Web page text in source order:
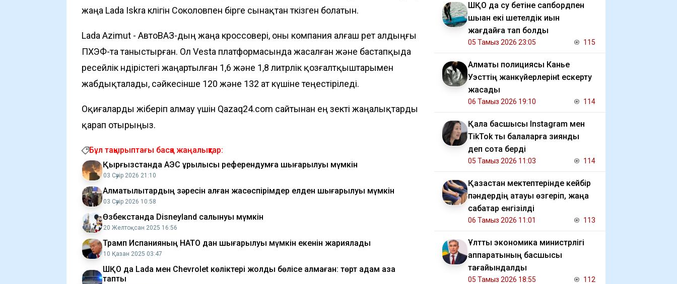
жаңа Lada Iskra көлігін Соколовпен бірге сынақтан өткізген болатын.
Lada Azimut - АвтоВАЗ-дың жаңа кроссовері, оны компания алғаш рет алдыңғы
ПХЭФ-та таныстырған. Ол Vesta платформасында жасалған және бастапқыда
ресейлік өндірістегі жаңартылған 1,6 және 1,8 литрлік қозғалтқыштарымен
жабдықталады, сәйкесінше 120 және 132 ат күшіне теңестіріледі.
Оқиғаларды жіберіп алмау үшін Qazaq24.com сайтынан ең өзекті жаңалықтарды
қарап отырыңыз.
Бұл тақырыптағы басқа жаңалықтар:
Қырғызстанда АЭС құрылысы референдумға шығарылуы мүмкін
03 Сәуір 2026 21:10
Алматылықтардың зәресін алған жасөспірімдер елден шығарылуы мүмкін
03 Сәуір 2026 10:58
Өзбекстанда Disneyland салынуы мүмкін
20 Желтоқсан 2025 16:56
Трамп Испанияның НАТО дан шығарылуы мүмкін екенін жариялады
10 Қазан 2025 03:47
ШҚО да Lada мен Chevrolet көліктері жолды бөлісе алмаған: төрт адам қаза
тапты
ШҚО да су бетіне сапбордпен
шыққан екі шетелдік қиын
жағдайға тап болды
05 Тамыз 2026 23:05 115
Алматы полициясы Канье
Уэсттің жанкүйерлерінt ескерту
жасады
06 Тамыз 2026 19:10 114
Қала басшысы Instagram мен
TikTok ты балаларға зиянды
деп сотқа берді
05 Тамыз 2026 11:03 114
Қазақстан мектептерінде кейбір
пәндердің атауы өзгеріп, жаңа
сабақтар енгізілді
06 Тамыз 2026 11:01 113
Ұлттық экономика министрлігі
аппаратының басшысы
тағайындалды
05 Тамыз 2026 18:55 112